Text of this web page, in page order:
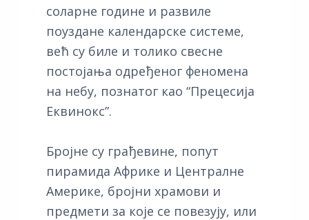
соларне године и развиле
поуздане календарске системе,
већ су биле и толико свесне
постојања одређеног феномена
на небу, познатог као “Прецесија
Еквинокс”.
Бројне су грађевине, попут
пирамида Африке и Централне
Америке, бројни храмови и
предмети за које се повезују, или